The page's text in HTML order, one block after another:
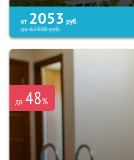
от 2053 руб.
до67400руб.
до 48%